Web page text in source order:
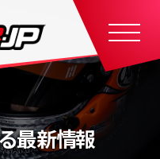
最新情報